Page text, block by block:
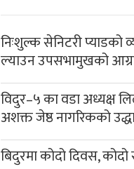
निःशुल्क सेनिटरी प्याडको
ल्याउन उपसभामुखको
विदुर–५ का वडा अध्यक्ष
अशक्त जेष्ठ नागरिकको
बिदुरमा कोदो दिवस,